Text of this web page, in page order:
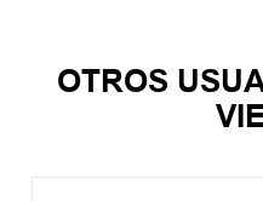
OTROS